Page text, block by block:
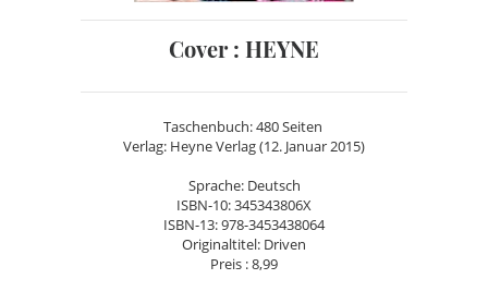
Cover : HEYNE
Taschenbuch: 480 Seiten
Verlag: Heyne Verlag (12. Januar 2015)
Sprache: Deutsch
ISBN-10: 345343806X
ISBN-13: 978-3453438064
Originaltitel: Driven
Preis : 8,99